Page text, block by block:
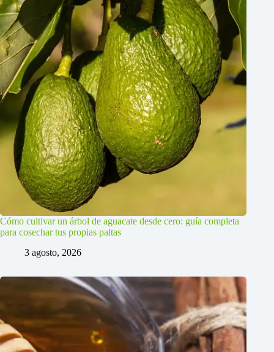
Cómo cultivar un árbol de aguacate desde cero: guía completa
para cosechar tus propias paltas
3 agosto, 2026